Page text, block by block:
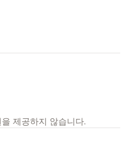
제공하지 않습니다.